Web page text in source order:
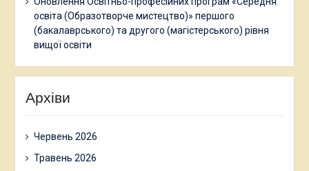
освіта (Образотворче мистецтво)» першого
(бакалаврського) та другого (магістерського) рівня
вищої освіти
Архіви
Червень 2026
Травень 2026